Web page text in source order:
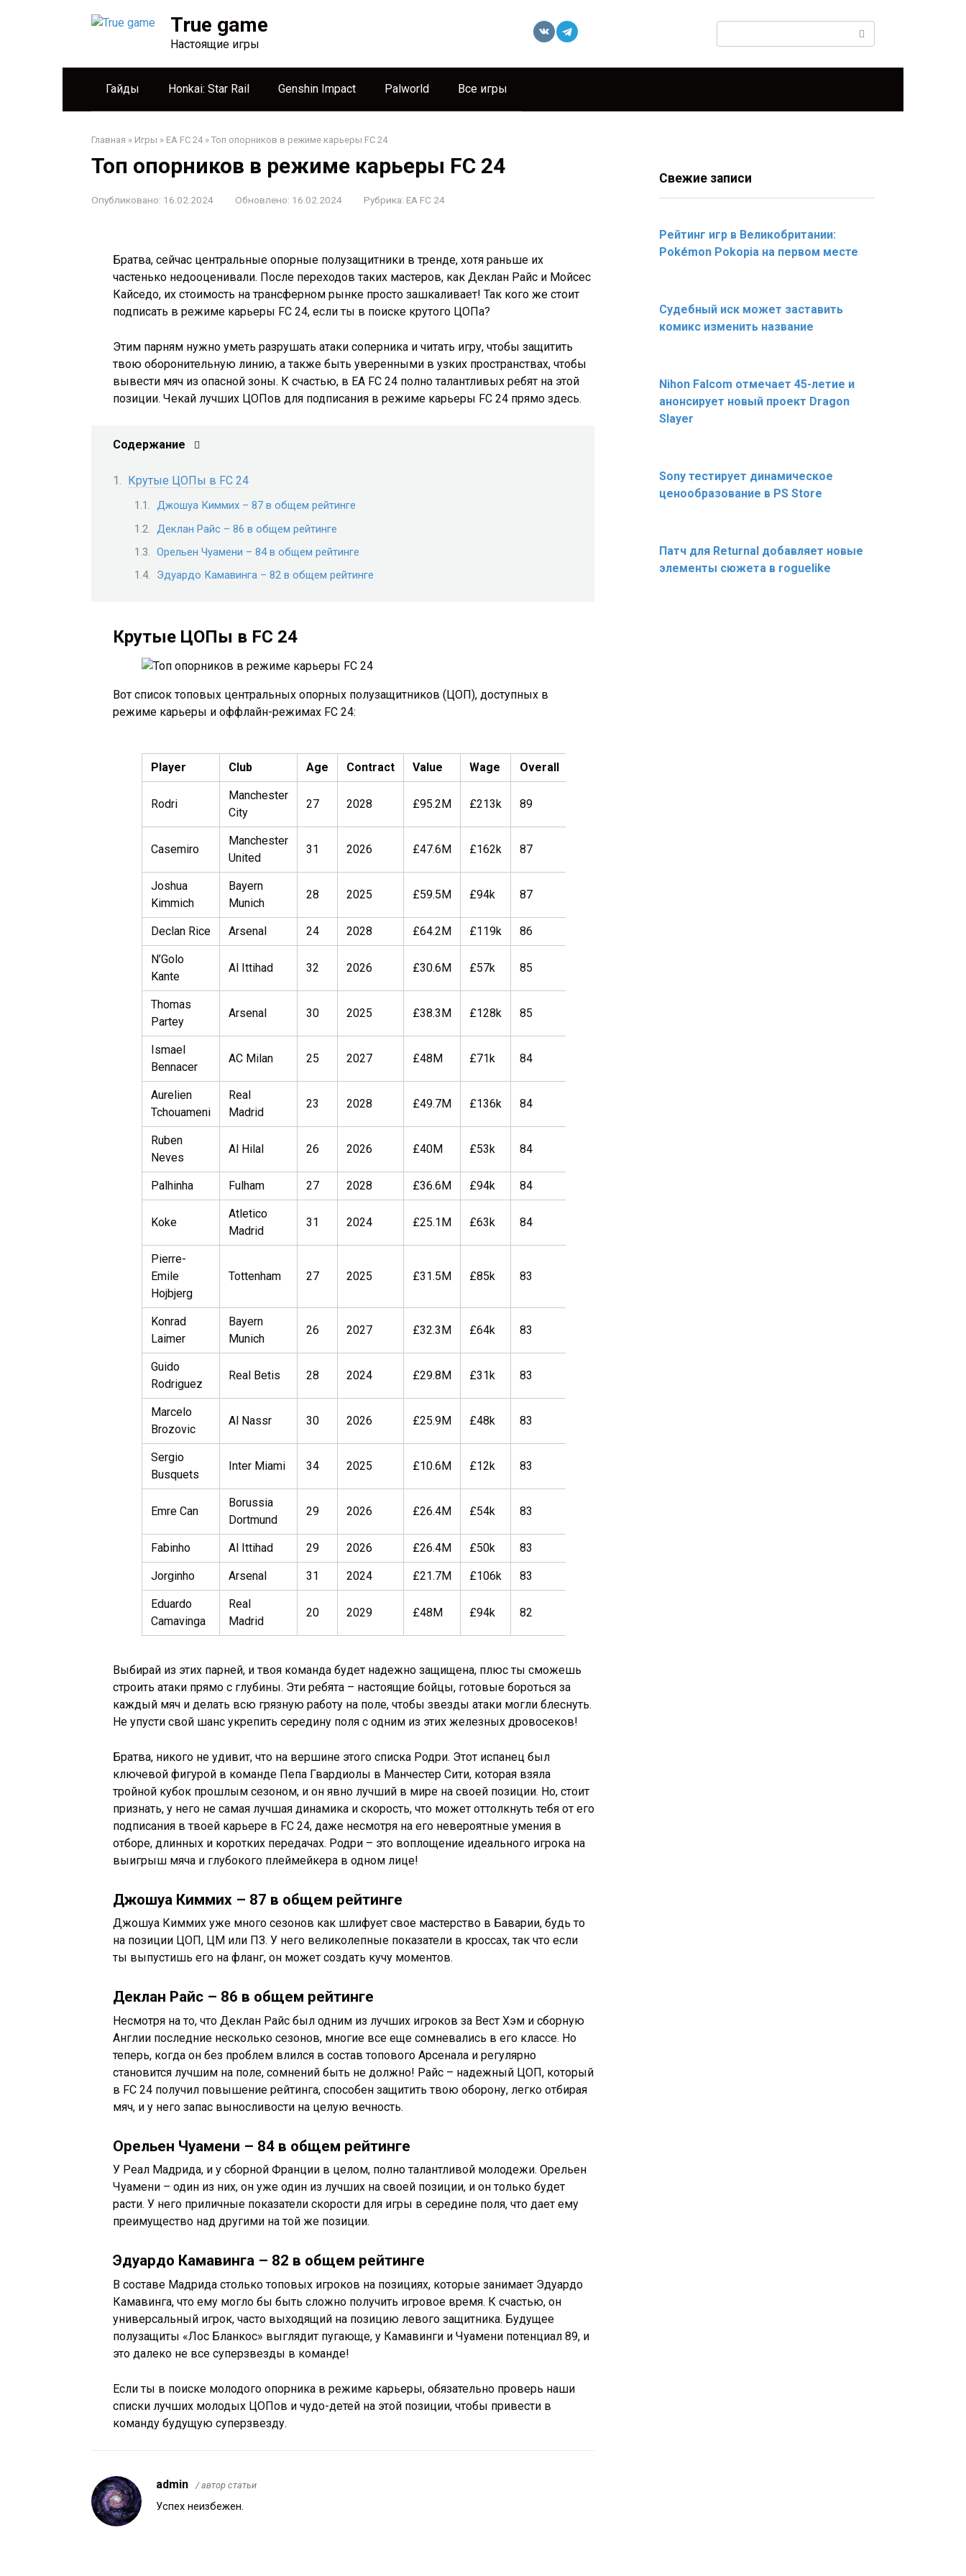
True game
Настоящие игры
Гайды Honkai: Star Rail Genshin Impact Palworld Все игры
Главная » Игры » EA FC 24 » Топ опорников в режиме карьеры FC 24
Топ опорников в режиме карьеры FC 24
Опубликовано: 16.02.2024 Обновлено: 16.02.2024 Рубрика: EA FC 24
Братва, сейчас центральные опорные полузащитники в тренде, хотя раньше их
частенько недооценивали. После переходов таких мастеров, как Деклан Райс и Мойсес
Кайседо, их стоимость на трансферном рынке просто зашкаливает! Так кого же стоит
подписать в режиме карьеры FC 24, если ты в поиске крутого ЦОПа?
Этим парням нужно уметь разрушать атаки соперника и читать игру, чтобы защитить
твою оборонительную линию, а также быть уверенными в узких пространствах, чтобы
вывести мяч из опасной зоны. К счастью, в EA FC 24 полно талантливых ребят на этой
позиции. Чекай лучших ЦОПов для подписания в режиме карьеры FC 24 прямо здесь.
Содержание
Крутые ЦОПы в FC 24
Джошуа Киммих – 87 в общем рейтинге
Деклан Райс – 86 в общем рейтинге
Орельен Чуамени – 84 в общем рейтинге
Эдуардо Камавинга – 82 в общем рейтинге
Крутые ЦОПы в FC 24
Вот список топовых центральных опорных полузащитников (ЦОП), доступных в
режиме карьеры и оффлайн-режимах FC 24:
Player Club Age Contract Value Wage Overall
Rodri
Manchester
City
27 2028 £95.2M £213k 89
Casemiro
Manchester
United
31 2026 £47.6M £162k 87
Joshua
Kimmich
Bayern
Munich
28 2025 £59.5M £94k 87
Declan Rice Arsenal 24 2028 £64.2M £119k 86
N’Golo
Kante
Al Ittihad 32 2026 £30.6M £57k 85
Thomas
Partey
Arsenal 30 2025 £38.3M £128k 85
Ismael
Bennacer
AC Milan 25 2027 £48M £71k 84
Aurelien
Tchouameni
Real
Madrid
23 2028 £49.7M £136k 84
Ruben
Neves
Al Hilal 26 2026 £40M £53k 84
Palhinha Fulham 27 2028 £36.6M £94k 84
Koke
Atletico
Madrid
31 2024 £25.1M £63k 84
Pierre-
Emile
Hojbjerg
Tottenham 27 2025 £31.5M £85k 83
Konrad
Laimer
Bayern
Munich
26 2027 £32.3M £64k 83
Guido
Rodriguez
Real Betis 28 2024 £29.8M £31k 83
Marcelo
Brozovic
Al Nassr 30 2026 £25.9M £48k 83
Sergio
Busquets
Inter Miami 34 2025 £10.6M £12k 83
Emre Can
Borussia
Dortmund
29 2026 £26.4M £54k 83
Fabinho Al Ittihad 29 2026 £26.4M £50k 83
Jorginho Arsenal 31 2024 £21.7M £106k 83
Eduardo
Camavinga
Real
Madrid
20 2029 £48M £94k 82
Выбирай из этих парней, и твоя команда будет надежно защищена, плюс ты сможешь
строить атаки прямо с глубины. Эти ребята – настоящие бойцы, готовые бороться за
каждый мяч и делать всю грязную работу на поле, чтобы звезды атаки могли блеснуть.
Не упусти свой шанс укрепить середину поля с одним из этих железных дровосеков!
Братва, никого не удивит, что на вершине этого списка Родри. Этот испанец был
ключевой фигурой в команде Пепа Гвардиолы в Манчестер Сити, которая взяла
тройной кубок прошлым сезоном, и он явно лучший в мире на своей позиции. Но, стоит
признать, у него не самая лучшая динамика и скорость, что может оттолкнуть тебя от его
подписания в твоей карьере в FC 24, даже несмотря на его невероятные умения в
отборе, длинных и коротких передачах. Родри – это воплощение идеального игрока на
выигрыш мяча и глубокого плеймейкера в одном лице!
Джошуа Киммих – 87 в общем рейтинге
Джошуа Киммих уже много сезонов как шлифует свое мастерство в Баварии, будь то
на позиции ЦОП, ЦМ или ПЗ. У него великолепные показатели в кроссах, так что если
ты выпустишь его на фланг, он может создать кучу моментов.
Деклан Райс – 86 в общем рейтинге
Несмотря на то, что Деклан Райс был одним из лучших игроков за Вест Хэм и сборную
Англии последние несколько сезонов, многие все еще сомневались в его классе. Но
теперь, когда он без проблем влился в состав топового Арсенала и регулярно
становится лучшим на поле, сомнений быть не должно! Райс – надежный ЦОП, который
в FC 24 получил повышение рейтинга, способен защитить твою оборону, легко отбирая
мяч, и у него запас выносливости на целую вечность.
Орельен Чуамени – 84 в общем рейтинге
У Реал Мадрида, и у сборной Франции в целом, полно талантливой молодежи. Орельен
Чуамени – один из них, он уже один из лучших на своей позиции, и он только будет
расти. У него приличные показатели скорости для игры в середине поля, что дает ему
преимущество над другими на той же позиции.
Эдуардо Камавинга – 82 в общем рейтинге
В составе Мадрида столько топовых игроков на позициях, которые занимает Эдуардо
Камавинга, что ему могло бы быть сложно получить игровое время. К счастью, он
универсальный игрок, часто выходящий на позицию левого защитника. Будущее
полузащиты «Лос Бланкос» выглядит пугающе, у Камавинги и Чуамени потенциал 89, и
это далеко не все суперзвезды в команде!
Если ты в поиске молодого опорника в режиме карьеры, обязательно проверь наши
списки лучших молодых ЦОПов и чудо-детей на этой позиции, чтобы привести в
команду будущую суперзвезду.
admin / автор статьи
Успех неизбежен.
Свежие записи
Рейтинг игр в Великобритании:
Pokémon Pokopia на первом месте
Судебный иск может заставить
комикс изменить название
Nihon Falcom отмечает 45-летие и
анонсирует новый проект Dragon
Slayer
Sony тестирует динамическое
ценообразование в PS Store
Патч для Returnal добавляет новые
элементы сюжета в roguelike